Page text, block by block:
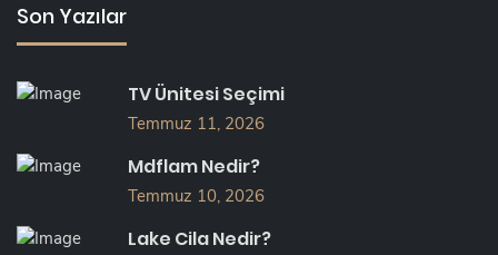
Son Yazılar
TV Ünitesi Seçimi
Temmuz 11, 2026
Mdflam Nedir?
Temmuz 10, 2026
Lake Cila Nedir?